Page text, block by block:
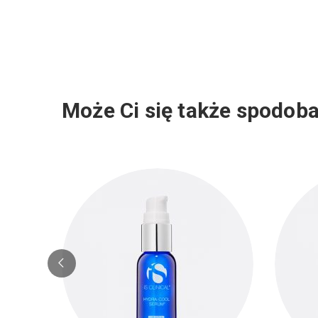
Może Ci się także